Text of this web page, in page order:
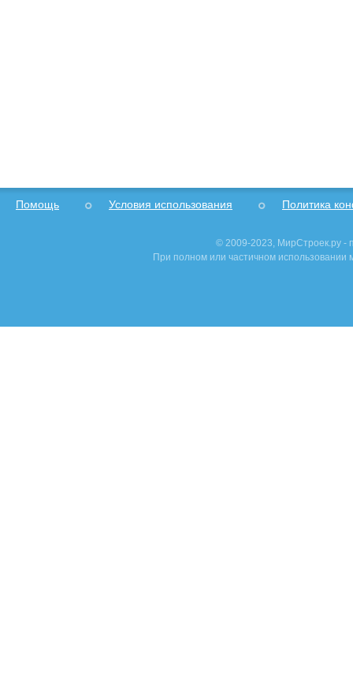
Помощь Условия использования Политика
© 2009-2023, МирСтроек.ру -
При полном или частичном использовании